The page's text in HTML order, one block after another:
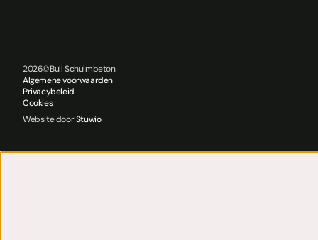
2026©Bull Schuimbeton
Algemene voorwaarden
Privacybeleid
Cookies
Website doorStuwio